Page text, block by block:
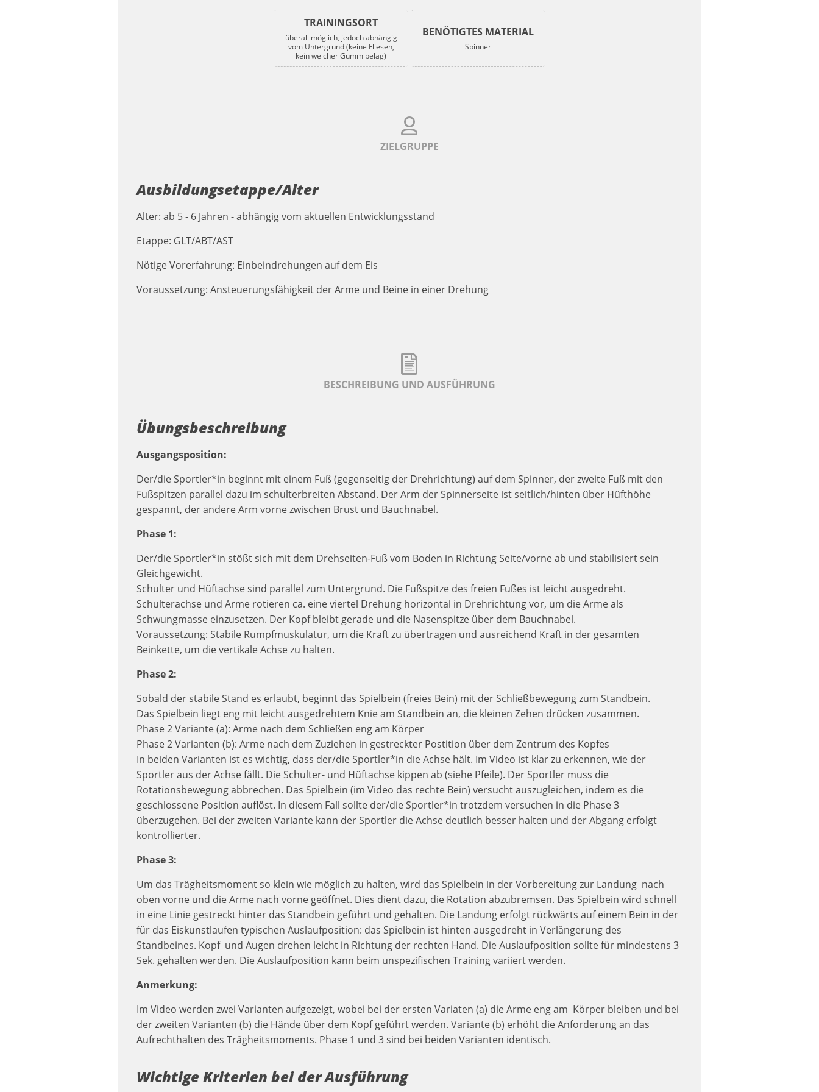
TRAININGSORT
überall möglich, jedoch abhängig
vom Untergrund (keine Fliesen,
kein weicher Gummibelag)
BENÖTIGTES MATERIAL
Spinner
ZIELGRUPPE
Ausbildungsetappe/Alter
Alter: ab 5 - 6 Jahren - abhängig vom aktuellen Entwicklungsstand
Etappe: GLT/ABT/AST
Nötige Vorerfahrung: Einbeindrehungen auf dem Eis
Voraussetzung: Ansteuerungsfähigkeit der Arme und Beine in einer Drehung
BESCHREIBUNG UND AUSFÜHRUNG
Übungsbeschreibung
Ausgangsposition:
Der/die Sportler*in beginnt mit einem Fuß (gegenseitig der Drehrichtung) auf dem Spinner, der zweite Fuß mit den
Fußspitzen parallel dazu im schulterbreiten Abstand. Der Arm der Spinnerseite ist seitlich/hinten über Hüfthöhe
gespannt, der andere Arm vorne zwischen Brust und Bauchnabel.
Phase 1:
Der/die Sportler*in stößt sich mit dem Drehseiten-Fuß vom Boden in Richtung Seite/vorne ab und stabilisiert sein
Gleichgewicht.
Schulter und Hüftachse sind parallel zum Untergrund. Die Fußspitze des freien Fußes ist leicht ausgedreht.
Schulterachse und Arme rotieren ca. eine viertel Drehung horizontal in Drehrichtung vor, um die Arme als
Schwungmasse einzusetzen. Der Kopf bleibt gerade und die Nasenspitze über dem Bauchnabel.
Voraussetzung: Stabile Rumpfmuskulatur, um die Kraft zu übertragen und ausreichend Kraft in der gesamten
Beinkette, um die vertikale Achse zu halten.
Phase 2:
Sobald der stabile Stand es erlaubt, beginnt das Spielbein (freies Bein) mit der Schließbewegung zum Standbein.
Das Spielbein liegt eng mit leicht ausgedrehtem Knie am Standbein an, die kleinen Zehen drücken zusammen.
Phase 2 Variante (a): Arme nach dem Schließen eng am Körper
Phase 2 Varianten (b): Arme nach dem Zuziehen in gestreckter Postition über dem Zentrum des Kopfes
In beiden Varianten ist es wichtig, dass der/die Sportler*in die Achse hält. Im Video ist klar zu erkennen, wie der
Sportler aus der Achse fällt. Die Schulter- und Hüftachse kippen ab (siehe Pfeile). Der Sportler muss die
Rotationsbewegung abbrechen. Das Spielbein (im Video das rechte Bein) versucht auszugleichen, indem es die
geschlossene Position auflöst. In diesem Fall sollte der/die Sportler*in trotzdem versuchen in die Phase 3
überzugehen. Bei der zweiten Variante kann der Sportler die Achse deutlich besser halten und der Abgang erfolgt
kontrollierter.
Phase 3:
Um das Trägheitsmoment so klein wie möglich zu halten, wird das Spielbein in der Vorbereitung zur Landung nach
oben vorne und die Arme nach vorne geöffnet. Dies dient dazu, die Rotation abzubremsen. Das Spielbein wird schnell
in eine Linie gestreckt hinter das Standbein geführt und gehalten. Die Landung erfolgt rückwärts auf einem Bein in der
für das Eiskunstlaufen typischen Auslaufposition: das Spielbein ist hinten ausgedreht in Verlängerung des
Standbeines. Kopf und Augen drehen leicht in Richtung der rechten Hand. Die Auslaufposition sollte für mindestens 3
Sek. gehalten werden. Die Auslaufposition kann beim unspezifischen Training variiert werden.
Anmerkung:
Im Video werden zwei Varianten aufgezeigt, wobei bei der ersten Variaten (a) die Arme eng am Körper bleiben und bei
der zweiten Varianten (b) die Hände über dem Kopf geführt werden. Variante (b) erhöht die Anforderung an das
Aufrechthalten des Trägheitsmoments. Phase 1 und 3 sind bei beiden Varianten identisch.
Wichtige Kriterien bei der Ausführung